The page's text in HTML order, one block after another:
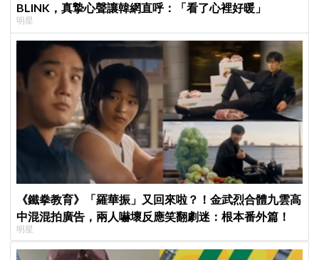
BLINK，真摯心聲讓韓網直呼：「看了心裡好暖」
明星
《鐵拳教育》「羅華振」又回來啦？！金武烈合體九雲高
中混混拍廣告，兩人嚇壞反應笑翻劇迷：根本番外篇！
明星